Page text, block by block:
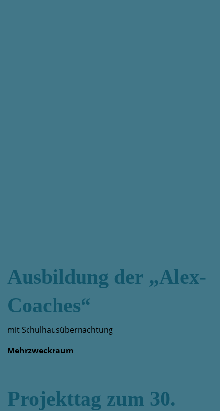
Ausbildung der „Alex-
Coaches“
mit Schulhausübernachtung
Mehrzweckraum
Projekttag zum 30.